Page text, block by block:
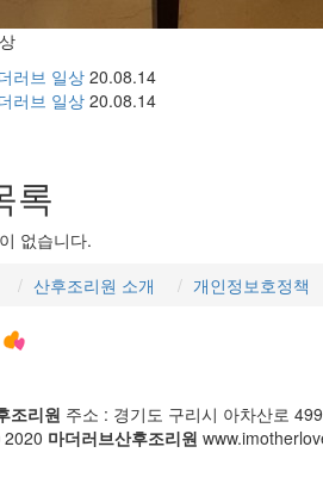
러브 일상20.08.14
러브 일상20.08.14
록
없습니다.
산후조리원 소개 개인정보호정책
조리원 주소 : 경기도 구리시 아차산로
마더러브산후조리원